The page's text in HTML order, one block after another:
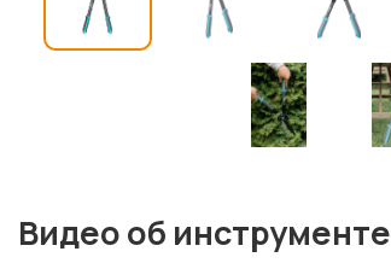
Видео об инструменте